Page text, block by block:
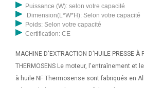
Puissance (W): selon votre capacité
Dimension(L*W*H): Selon votre capacité
Poids: Selon votre capacité
Certification: CE
MACHINE D'EXTRACTION D'HUILE PRESSE À
THERMOSENS Le moteur, l'entraînement et
à huile NF Thermosense sont fabriqués en